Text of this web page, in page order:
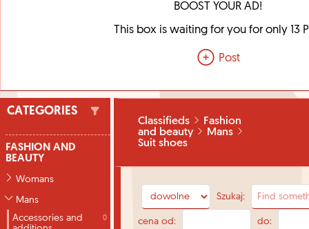
BOOST YOUR AD!
This box is waiting for you for only 13
Post
CATEGORIES
FASHION AND
BEAUTY
Womans
Mans
Accessories and
0
Classifieds
Fashion
and beauty
Mans
Suit shoes
Szukaj:
cena od: do: